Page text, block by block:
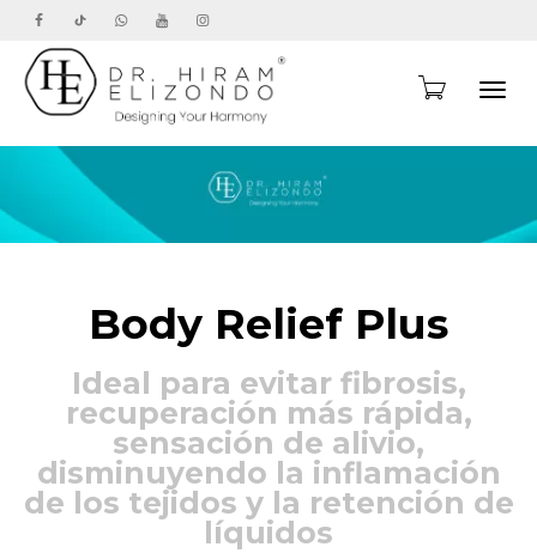
Body Relief Plus
Ideal para evitar fibrosis,
recuperación más rápida,
sensación de alivio,
disminuyendo la inflamación
de los tejidos y la retención de
líquidos